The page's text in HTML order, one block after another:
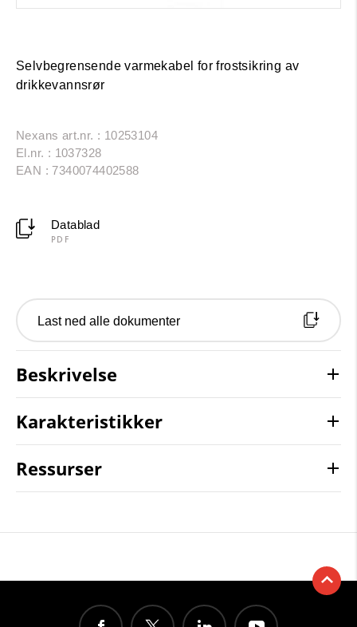
Selvbegrensende varmekabel for frostsikring av
drikkevannsrør
Nexans art.nr. : 10253104
El.nr. : 1037328
EAN : 7340074402588
Datablad
PDF
Last ned alle dokumenter
Beskrivelse
Karakteristikker
Ressurser